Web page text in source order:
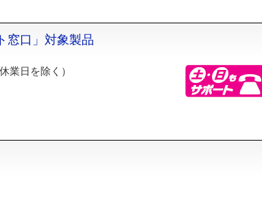
窓口」対象製品
業日を除く）